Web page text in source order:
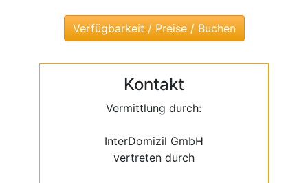
Kontakt
Vermittlung durch:
InterDomizil GmbH
vertreten durch